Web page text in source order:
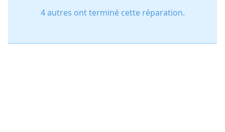
4 autres ont terminé cette réparation.